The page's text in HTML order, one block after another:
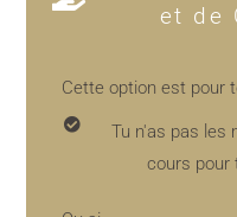
et de
Cette option est pour
Tu n'as pas les
cours pour